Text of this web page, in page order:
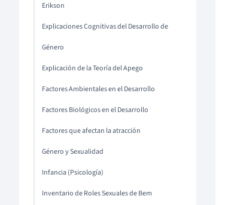
Erikson
Explicaciones Cognitivas del Desarrollo de
Género
Explicación de la Teoría del Apego
Factores Ambientales en el Desarrollo
Factores Biológicos en el Desarrollo
Factores que afectan la atracción
Género y Sexualidad
Infancia (Psicología)
Inventario de Roles Sexuales de Bem